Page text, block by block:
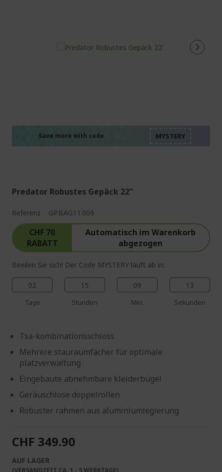
Save more with code
Predator Robustes Gepäck 22"
Referenz GP.BAG11.009
CHF 70
RABATT
Automatisch im Warenkorb
abgezogen
Beeilen Sie sich! Der Code MYSTERY läuft ab in:
02
Tage
15
Stunden
09
Min.
12
Sekunden
Tsa-kombinationsschloss
Mehrere stauraumfächer für optimale
platzverwaltung
Eingebaute abnehmbare kleiderbügel
Geräuschlose doppelrollen
Robuster rahmen aus aluminiumlegierung
CHF 349.90
AUF LAGER